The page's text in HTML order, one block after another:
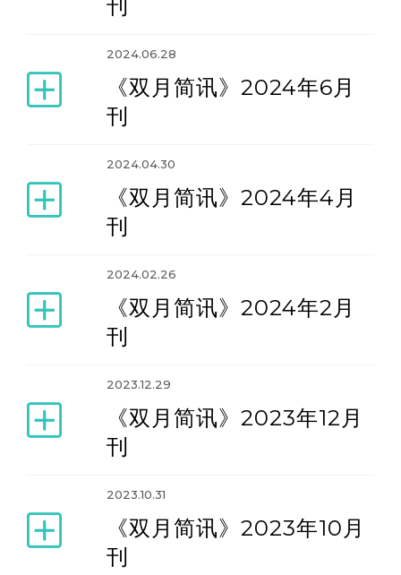
刊
2024.06.28
《双月简讯》2024年6月
刊
2024.04.30
《双月简讯》2024年4月
刊
2024.02.26
《双月简讯》2024年2月
刊
2023.12.29
《双月简讯》2023年12月
刊
2023.10.31
《双月简讯》2023年10月
刊